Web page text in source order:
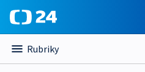
Rubriky